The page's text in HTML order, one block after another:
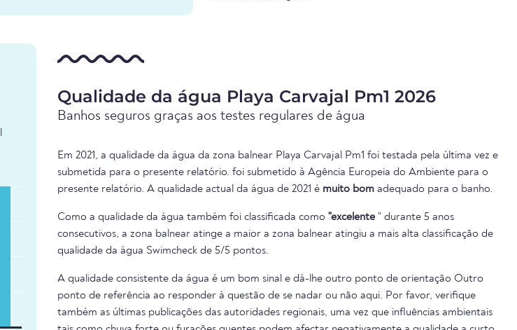
Qualidade da água Playa Carvajal Pm1 2026
Banhos seguros graças aos testes regulares de água
Em 2021, a qualidade da água da zona balnear Playa Carvajal Pm1 foi testada pela última vez e
submetida para o presente relatório. foi submetido à Agência Europeia do Ambiente para o
presente relatório. A qualidade actual da água de 2021 é muito bom adequado para o banho.
Como a qualidade da água também foi classificada como "excelente " durante 5 anos
consecutivos, a zona balnear atinge a maior a zona balnear atingiu a mais alta classificação de
qualidade da água Swimcheck de 5/5 pontos.
A qualidade consistente da água é um bom sinal e dá-lhe outro ponto de orientação Outro
ponto de referência ao responder à questão de se nadar ou não aqui. Por favor, verifique
também as últimas publicações das autoridades regionais, uma vez que influências ambientais